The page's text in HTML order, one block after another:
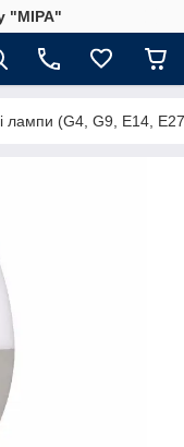
"МІРА"
лампи (G4, G9, E14,